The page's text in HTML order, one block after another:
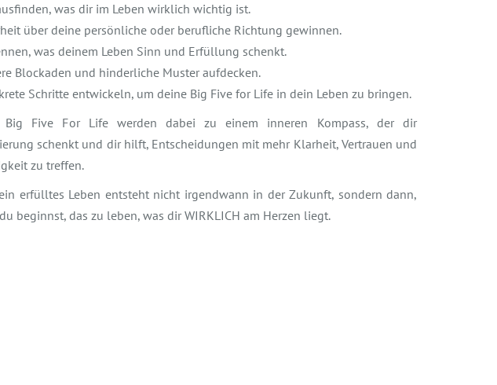
was dir im Leben wirklich wichtig ist.
über deine persönliche oder berufliche Richtung gewinnen.
was deinem Leben Sinn und Erfüllung schenkt.
Blockaden und hinderliche Muster aufdecken.
Schritte entwickeln, um deine Big Five for Life in dein Leben zu bringen.
Big Five For Life werden dabei zu einem inneren Kompass, der dir
schenkt und dir hilft, Entscheidungen mit mehr Klarheit, Vertrauen und
zu treffen.
erfülltes Leben entsteht nicht irgendwann in der Zukunft, sondern dann,
beginnst, das zu leben, was dir WIRKLICH am Herzen liegt.